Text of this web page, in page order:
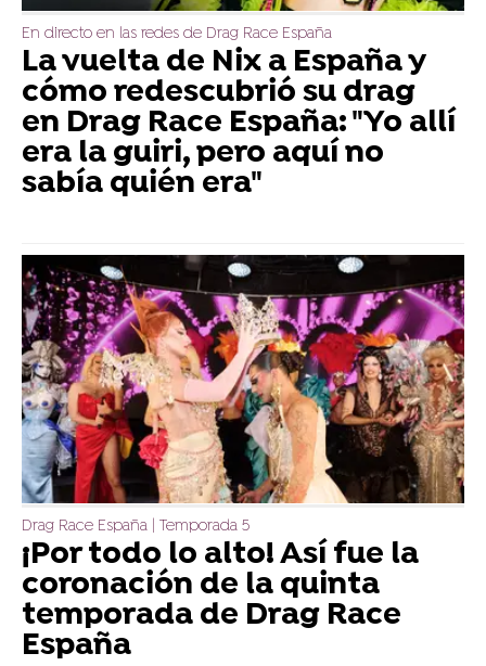
En directo en las redes de Drag Race España
La vuelta de Nix a España y
cómo redescubrió su drag
en Drag Race España: "Yo allí
era la guiri, pero aquí no
sabía quién era"
Drag Race España | Temporada 5
¡Por todo lo alto! Así fue la
coronación de la quinta
temporada de Drag Race
España